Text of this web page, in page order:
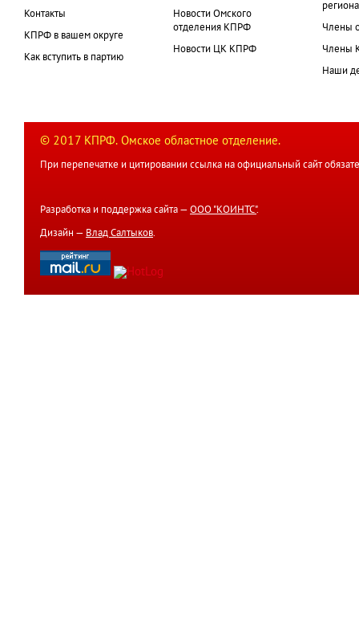
Контакты
КПРФ в вашем округе
Как вступить в партию
Новости Омского
отделения КПРФ
Новости ЦК КПРФ
Члены
Члены
Наши
© 2017 КПРФ. Омское областное отделение.
При перепечатке и цитировании ссылка на официальный сайт
Разработка и поддержка сайта — ООО "КОИНТС".
Дизайн — Влад Салтыков.